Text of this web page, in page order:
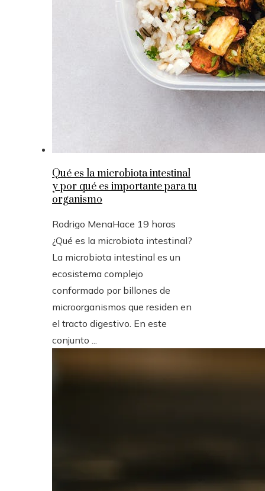
Qué es la microbiota intestinal
y por qué es importante para tu
organismo
Rodrigo MenaHace 19 horas
¿Qué es la microbiota intestinal?
La microbiota intestinal es un
ecosistema complejo
conformado por billones de
microorganismos que residen en
el tracto digestivo. En este
conjunto ...